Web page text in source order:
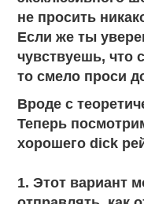
не просить
Если же ты
чувствуешь, что
то смело проси
Вроде с
Теперь
хорошего dick
1. Этот вариант